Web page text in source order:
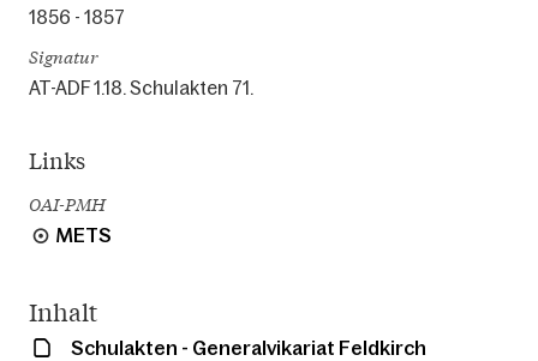
1856 - 1857
Signatur
AT-ADF 1.18. Schulakten 71.
Links
OAI-PMH
METS
Inhalt
Schulakten - Generalvikariat Feldkirch